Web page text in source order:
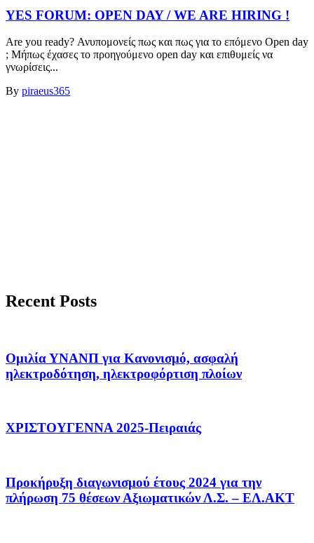
YES FORUM: OPEN DAY / WE ARE HIRING !
Are you ready? Ανυπομονείς πως και πως για το επόμενο Open day
; Μήπως έχασες το προηγούμενο open day και επιθυμείς να
γνωρίσεις...
By piraeus365
Recent Posts
Ομιλία ΥΝΑΝΠ για Κανονισμό, ασφαλή
ηλεκτροδότηση, ηλεκτροφόρτιση πλοίων
ΧΡΙΣΤΟΥΓΕΝΝΑ 2025-Πειραιάς
Προκήρυξη διαγωνισμού έτους 2024 για την
πλήρωση 75 θέσεων Αξιωματικών Λ.Σ. – ΕΛ.ΑΚΤ